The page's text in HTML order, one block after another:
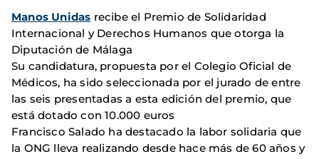
Manos Unidas recibe el Premio de Solidaridad
Internacional y Derechos Humanos que otorga la
Diputación de Málaga
Su candidatura, propuesta por el Colegio Oficial de
Médicos, ha sido seleccionada por el jurado de entre
las seis presentadas a esta edición del premio, que
está dotado con 10.000 euros
Francisco Salado ha destacado la labor solidaria que
la ONG lleva realizando desde hace más de 60 años y